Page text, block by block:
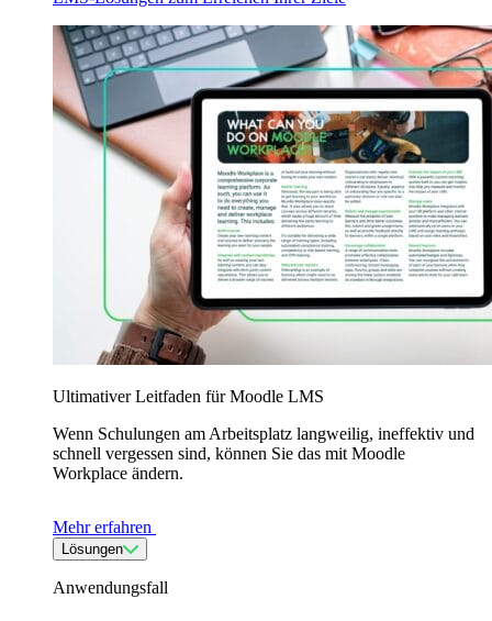
Ultimativer Leitfaden für Moodle LMS
Wenn Schulungen am Arbeitsplatz langweilig, ineffektiv und
schnell vergessen sind, können Sie das mit Moodle
Workplace ändern.
Mehr erfahren
Lösungen
Anwendungsfall